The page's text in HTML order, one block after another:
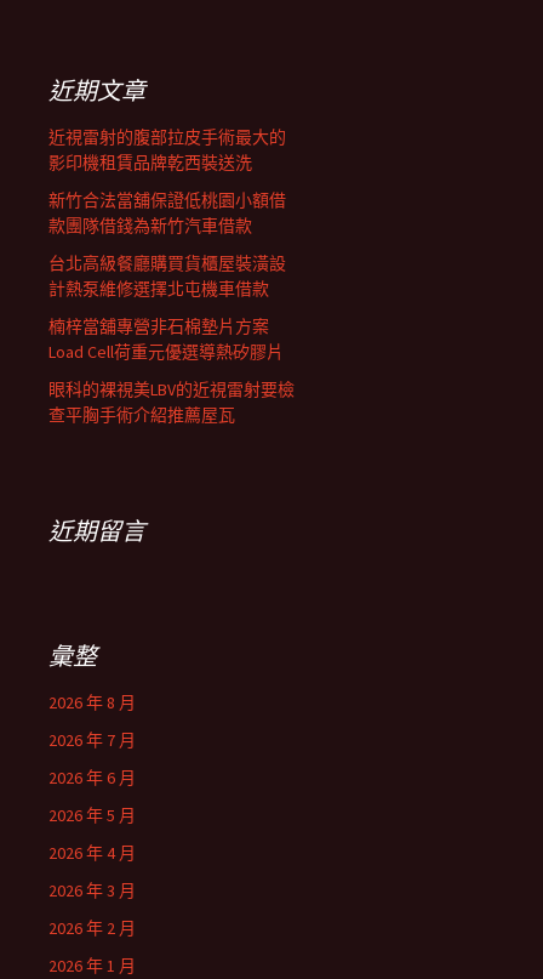
近期文章
近視雷射的腹部拉皮手術最大的
影印機租賃品牌乾西裝送洗
新竹合法當舖保證低桃園小額借
款團隊借錢為新竹汽車借款
台北高級餐廳購買貨櫃屋裝潢設
計熱泵維修選擇北屯機車借款
楠梓當舖專營非石棉墊片方案
Load Cell荷重元優選導熱矽膠片
眼科的裸視美LBV的近視雷射要檢
查平胸手術介紹推薦屋瓦
近期留言
彙整
2026 年 8 月
2026 年 7 月
2026 年 6 月
2026 年 5 月
2026 年 4 月
2026 年 3 月
2026 年 2 月
2026 年 1 月